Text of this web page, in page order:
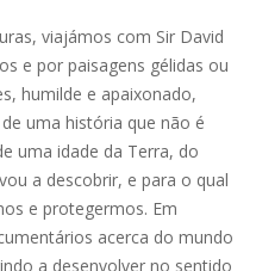
viajámos com Sir David
e por paisagens gélidas ou
humilde e apaixonado,
uma história que não é
uma idade da Terra, do
a descobrir, e para o qual
e protegermos. Em
acerca do mundo
a desenvolver no sentido